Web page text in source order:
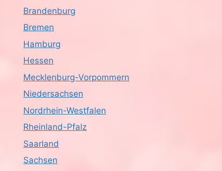
Brandenburg
Bremen
Hamburg
Hessen
Mecklenburg-Vorpommern
Niedersachsen
Nordrhein-Westfalen
Rheinland-Pfalz
Saarland
Sachsen